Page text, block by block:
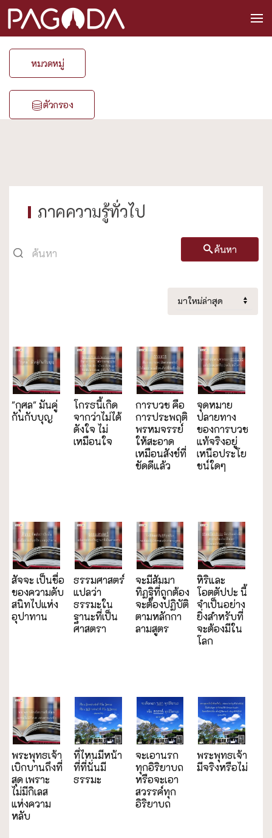
หมวดหมู่
ตัวกรอง
ภาคความรู้ทั่วไป
ค้นหา
"กุศล" มันคู่
กันกับบุญ
โกรธนี้เกิด
จากว่าไม่ได้
ดังใจ ไม่
เหมือนใจ
การบวช คือ
การประพฤติ
พรหมจรรย์
ให้สะอาด
เหมือนสังข์ที่
ขัดดีแล้ว
จุดหมาย
ปลายทาง
ของการบวช
แท้จริงอยู่
เหนือประโย
ชน์ใดๆ
สัจจะ เป็นชื่อ
ของความดับ
สนิทไปแห่ง
อุปาทาน
ธรรมศาสตร์
แปลว่า
ธรรมะใน
ฐานะที่เป็น
ศาสตรา
จะมีสัมมา
ทิฏฐิที่ถูกต้อง
จะต้องปฏิบัติ
ตามหลักกา
ลามสูตร
หิริและ
โอตตัปปะ นี้
จำเป็นอย่าง
ยิ่งสำหรับที่
จะต้องมีใน
โลก
พระพุทธเจ้า
เบิกบานถึงที่
สุด เพราะ
ไม่มีกิเลส
แห่งความ
หลับ
ที่ไหนมีหน้า
ที่ที่นั่นมี
ธรรมะ
จะเอานรก
ทุกอิริยาบถ
หรือจะเอา
สวรรค์ทุก
อิริยาบถ
พระพุทธเจ้า
มีจริงหรือไม่